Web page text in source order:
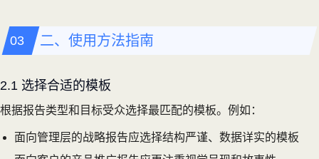
二、使用方法指南
2.1 选择合适的模板
根据报告类型和目标受众选择最匹配的模板。例如：
面向管理层的战略报告应选择结构严谨、数据详实的模板